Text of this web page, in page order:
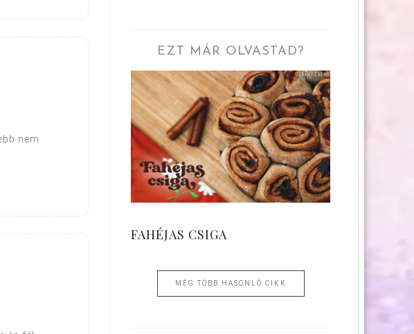
nem
EZT MÁR OLVASTAD?
FAHÉJAS CSIGA
MÉG TÖBB HASONLÓ CIKK